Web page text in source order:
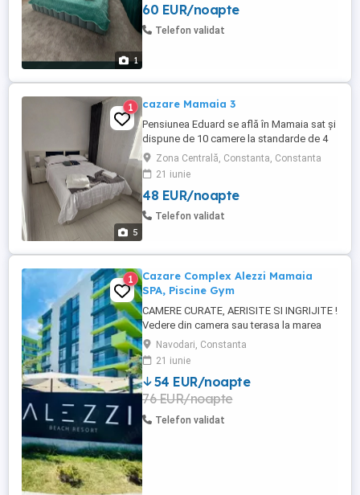
1
60 EUR/noapte
Telefon validat
5
1 cazare Mamaia 3
Pensiunea Eduard se află în Mamaia sat și
dispune de 10 camere la standarde de 4
stele și se întinde pe o suprafață de 1171
m și are mult spațiu verde.Seara îți poți
petrece timpul liber în Taverna pensiuni. nr
telefon .
Zona Centrală, Constanta, Constanta
21 iunie
48 EUR/noapte
Telefon validat
1
Cazare Complex Alezzi Mamaia
SPA, Piscine Gym
CAMERE CURATE, AERISITE SI INGRIJITE !
Vedere din camera sau terasa la marea
neagra Review-uri gasiti pe Booking cu:
BLACK SEA VIEW STUDIO & SPA & POOLS
MAMAIA NORD VORBIM DE RESORT NU
DOAR DE INCHIRIERE. CU ACCES LA
TOATE FACILITATILE. Plaja nu a fost
modificata largita, intrare lina in ...
Navodari, Constanta
21 iunie
54 EUR/noapte
76 EUR/noapte
Telefon validat